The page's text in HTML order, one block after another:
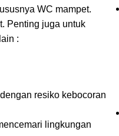
WC mampet.
Penting juga untuk
:
resiko kebocoran
lingkungan